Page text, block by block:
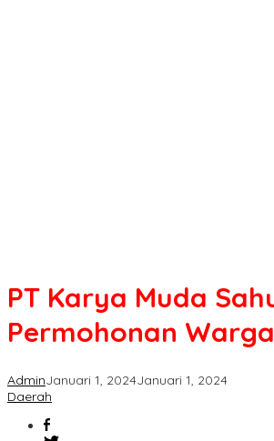
PT Karya Muda
Permohonan
AdminJanuari 1, 2024Januari 1, 2024
Daerah